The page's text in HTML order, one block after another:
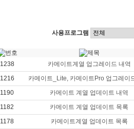
사용프로그램
1238 카메이트계열 업그레이드 내역
1216
카메이트_Lite, 카메이트Pro 업그레이
1190
카메이트 계열 업데이트 내역
1182
카메이트 계열 업데이트 목록
1178
카메이트계열 업데이트 목록